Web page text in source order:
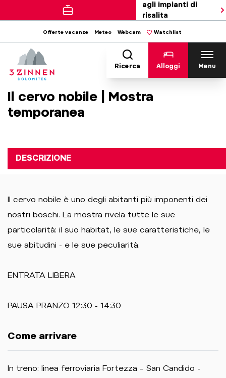
agli impianti di
risalita
Offerte vacanze Meteo Webcam Watchlist
Ricerca Alloggi Menu
Il cervo nobile | Mostra
temporanea
DESCRIZIONE
Il cervo nobile è uno degli abitanti più imponenti dei
nostri boschi. La mostra rivela tutte le sue
particolarità: il suo habitat, le sue caratteristiche, le
sue abitudini - e le sue peculiarità.
ENTRATA LIBERA
PAUSA PRANZO 12:30 - 14:30
Come arrivare
In treno: linea ferroviaria Fortezza – San Candido -